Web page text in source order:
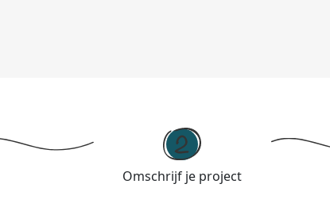
Omschrijf je project